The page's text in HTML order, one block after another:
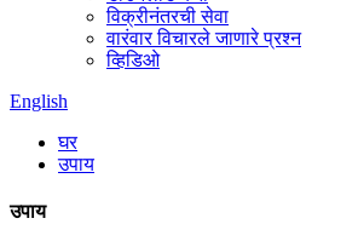
विक्रीनंतरची सेवा
वारंवार विचारले जाणारे प्रश्न
व्हिडिओ
English
घर
उपाय
उपाय